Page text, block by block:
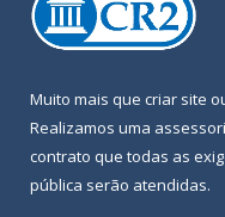
Muito mais que criar site
Realizamos uma
contrato que todas as
pública serão atendidas.